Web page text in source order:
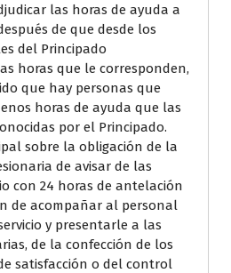
las horas de ayuda a
de que desde los
del Principado
horas que le corresponden,
que hay personas que
horas de ayuda que las
por el Principado.
sobre la obligación de la
de avisar de las
con 24 horas de antelación
de acompañar al personal
y presentarle a las
de la confección de los
satisfacción o del control